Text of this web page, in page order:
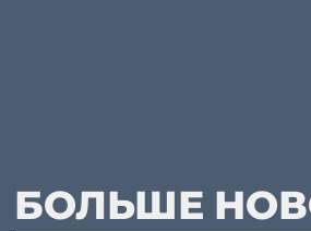
БОЛЬШЕ